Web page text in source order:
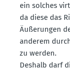
ein solches
da diese das
Äußerungen
anderem
zu werden.
Deshalb darf